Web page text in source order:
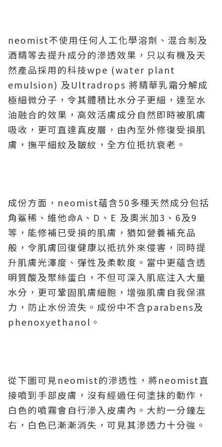
neomist不使用任何人工化學溶劑、混合制及
酒精等去提升成分的滲透效果，只以有機及天
然產品採用的科技wpe (water plant
emulsion) 及Ultradrops 將精華乳霜分解成
極細微分子，令其體積比水分子更細，達至水
油融合的效果，高效活膚成分自然即時被肌膚
吸收，更可直達真皮層，由內至外修復受損肌
膚，撫平細紋及皺紋，全方位抵抗衰老。
成份方面，neomist蘊含50多種天然成分包括
角鯊稀、維他命A、D、E 及奧米加3、6及9
等，能修補已受損的肌膚，猶如營養補充品
般，令肌膚回復健康以抵抗外來侵害，同時提
升肌膚光澤度、彈性及柔軟度。當中更蘊含透
明質酸及聚絲蛋白，不但可深入肌底注入大量
水分，更可鞏固肌膚細胞，增強肌膚自我保濕
力，防止水份流失。成份中不含parabens及
phenoxyethanol。
從下圖可見neomist的滲透性，將neomist直
接噴到手部皮膚，沒有經過任何塗抺的動作，
白色的噴霧會自行滲入皮膚內。大約一分鐘左
右，白色已漸漸消失，可見其滲透力十分強。